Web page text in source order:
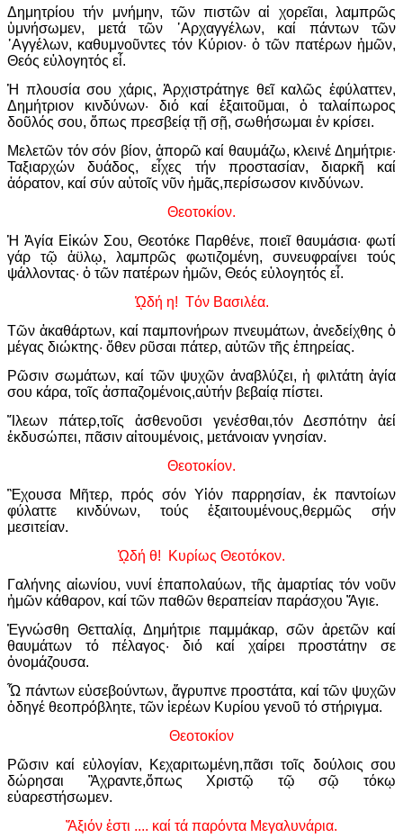
Δημητρίου τήν μνήμην, τῶν πιστῶν αἱ χορεῖαι, λαμπρῶς
ὑμνήσωμεν, μετά τῶν ᾿Αρχαγγέλων, καί πάντων τῶν
᾿Αγγέλων, καθυμνοῦντες τόν Κύριον· ὁ τῶν πατέρων ἡμῶν,
Θεός εὐλογητός εἶ.
Ἡ πλουσία σου χάρις, Ἀρχιστράτηγε θεῖ καλῶς ἐφύλαττεν,
Δημήτριον κινδύνων· διό καί ἐξαιτοῦμαι, ὁ ταλαίπωρος
δοῦλός σου, ὅπως πρεσβείᾳ τῇ σῇ, σωθήσωμαι ἐν κρίσει.
Μελετῶν τόν σόν βίον, ἀπορῶ καί θαυμάζω, κλεινέ Δημήτριε·
Ταξιαρχών δυάδος, εἶχες τήν προστασίαν, διαρκῆ καί
ἀόρατον, καί σύν αὐτοῖς νῦν ἡμᾶς,περίσωσον κινδύνων.
Θεοτοκίον.
Ἡ Ἁγία Εἰκών Σου, Θεοτόκε Παρθένε, ποιεῖ θαυμάσια· φωτί
γάρ τῷ ἀϋλῳ, λαμπρῶς φωτιζομένη, συνευφραίνει τούς
ψάλλοντας· ὁ τῶν πατέρων ἡμῶν, Θεός εὐλογητός εἶ.
ᾨδή η! Τόν Βασιλέα.
Τῶν ἀκαθάρτων, καί παμπονήρων πνευμάτων, ἀνεδείχθης ὁ
μέγας διώκτης· ὅθεν ρῦσαι πάτερ, αὐτῶν τῆς ἐπηρείας.
Ρῶσιν σωμάτων, καί τῶν ψυχῶν ἀναβλύζει, ἡ φιλτάτη ἁγία
σου κάρα, τοῖς ἀσπαζομένοις,αὐτήν βεβαίᾳ πίστει.
Ἵλεων πάτερ,τοῖς ἀσθενοῦσι γενέσθαι,τόν Δεσπότην ἀεί
ἐκδυσώπει, πᾶσιν αἰτουμένοις, μετάνοιαν γνησίαν.
Θεοτοκίον.
Ἒχουσα Μῆτερ, πρός σόν Υἱόν παρρησίαν, ἐκ παντοίων
φύλαττε κινδύνων, τούς ἐξαιτουμένους,θερμῶς σήν
μεσιτείαν.
ᾨδή θ! Κυρίως Θεοτόκον.
Γαλήνης αἰωνίου, νυνί ἐπαπολαύων, τῆς ἁμαρτίας τόν νοῦν
ἡμῶν κάθαρον, καί τῶν παθῶν θεραπείαν παράσχου Ἅγιε.
Ἐγνώσθη Θετταλίᾳ, Δημήτριε παμμάκαρ, σῶν ἀρετῶν καί
θαυμάτων τό πέλαγος· διό καί χαίρει προστάτην σε
ὀνομάζουσα.
Ὦ πάντων εὐσεβούντων, ἄγρυπνε προστάτα, καί τῶν ψυχῶν
ὁδηγέ θεοπρόβλητε, τῶν ἱερέων Κυρίου γενοῦ τό στήριγμα.
Θεοτοκίον
Ρῶσιν καί εὐλογίαν, Κεχαριτωμένη,πᾶσι τοῖς δούλοις σου
δώρησαι Ἂχραντε,ὅπως Χριστῷ τῷ σῷ τόκῳ
εὐαρεστήσωμεν.
Ἄξιόν ἐστι .... καί τά παρόντα Μεγαλυνάρια.